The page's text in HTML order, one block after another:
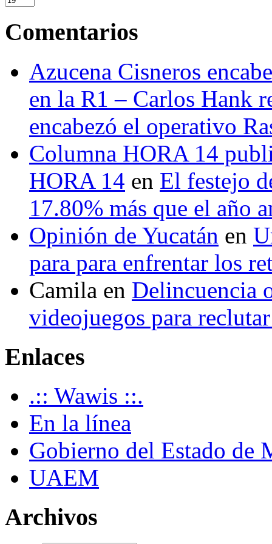
Comentarios
Azucena Cisneros
en la R1 – Carlos Hank
encabezó el operativo
Columna HORA 14
HORA 14 en El festejo
17.80% más que el año
Opinión de Yucatán en
para para enfrentar los
Camila en Delincuencia
videojuegos para
Enlaces
.:: Wawis ::.
En la línea
Gobierno del Estado de
UAEM
Archivos